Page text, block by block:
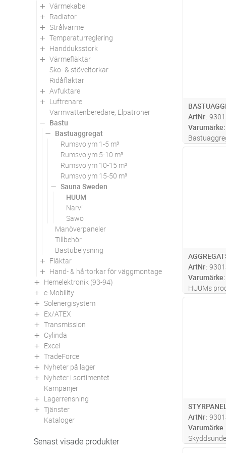
Värmekabel
Radiator
Strålvärme
Temperaturreglering
Handduksstork
Värmefläktar
Sko- & stöveltorkar
Ridåfläktar
Avfuktare
Luftrenare
Varmvattenberedare, Elpatroner
Bastu
Bastuaggregat
Rumsvolym 1-5 m³
Rumsvolym 5-10 m³
Rumsvolym 10-15 m³
Rumsvolym 15-50 m³
Sauna Sweden
HUUM
Narvi
Sawo
Manöverpaneler
Tillbehör
Bastubelysning
Fläktar
Hand- & hårtorkar för väggmontage
Hemelektronik (93-94)
e-Mobility
Solenergisystem
Ex/ATEX
Transmission
Cylinda
Excel
TradeForce
Nyheter på lager
Nyheter i sortimentet
Kampanjer
Lagerrensning
Tjänster
Kataloger
Senast visade produkter
ArtNr
Varumärke
renaste
klassiska
mjukare,
ArtNr
Varumärke
HUUMs
och andra
Estland
att den
ArtNr
Varumärke
när